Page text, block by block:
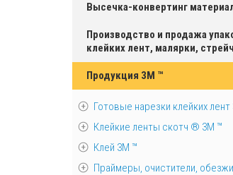
Высечка-конвертинг
Производство и продажа
клейких лент, малярки,
Продукция 3M ™
Готовые нарезки клейких лент
Клейкие ленты скотч ® 3M ™
Клей 3М ™
Праймеры, очистители,